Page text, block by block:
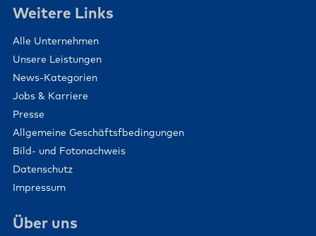
Weitere Links
Alle Unternehmen
Unsere Leistungen
News-Kategorien
Jobs & Karriere
Presse
Allgemeine Geschäftsfbedingungen
Bild- und Fotonachweis
Datenschutz
Impressum
Über uns